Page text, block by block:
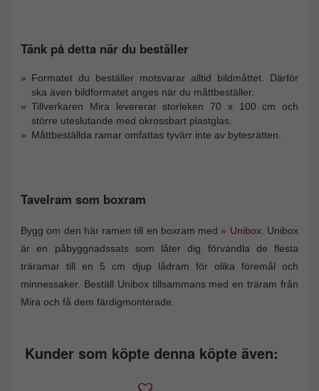
Tänk på detta när du beställer
Formatet du beställer motsvarar alltid bildmåttet. Därför
ska även bildformatet anges när du måttbeställer.
Tillverkaren Mira levererar storleken 70 x 100 cm och
större uteslutande med okrossbart plastglas.
Måttbeställda ramar omfattas tyvärr inte av bytesrätten.
Tavelram som boxram
Bygg om den här ramen till en boxram med » Unibox. Unibox
är en påbyggnadssats som låter dig förvandla de flesta
träramar till en 5 cm djup lådram för olika föremål och
minnessaker. Beställ Unibox tillsammans med en träram från
Mira och få dem färdigmonterade.
Kunder som köpte denna köpte även: